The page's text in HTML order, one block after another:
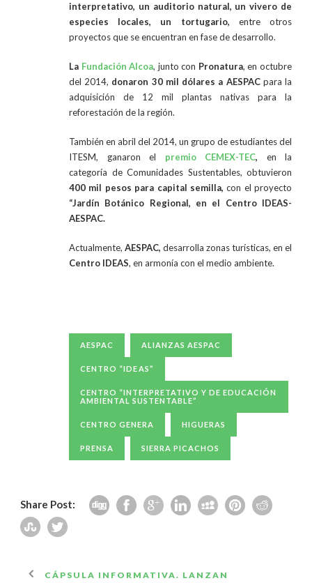
interpretativo, un auditorio natural, un vivero de
especies locales, un tortugario, entre otros
proyectos que se encuentran en fase de desarrollo.
La Fundación Alcoa, junto con Pronatura, en octubre
del 2014, donaron 30 mil dólares a AESPACpara la
adquisición de 12 mil plantas nativas para la
reforestación de la región.
También en abril del 2014, un grupo de estudiantes del
ITESM, ganaron el premio CEMEX-TEC, en la
categoría de Comunidades Sustentables, obtuvieron
400 mil pesos para capital semilla, con el proyecto
“Jardín Botánico Regional, en el Centro IDEAS-
AESPAC.
Actualmente, AESPAC, desarrolla zonas turísticas, en el
Centro IDEAS, en armonía con el medio ambiente.
AESPAC ALIANZAS AESPAC
CENTRO “IDEAS”
CENTRO “INTERPRETATIVO Y DE EDUCACIÓN
AMBIENTAL SUSTENTABLE”
CENTRO GENERA HIGUERAS
PRENSA SIERRA PICACHOS
Share Post:
CÁPSULA INFORMATIVA. LANZAN